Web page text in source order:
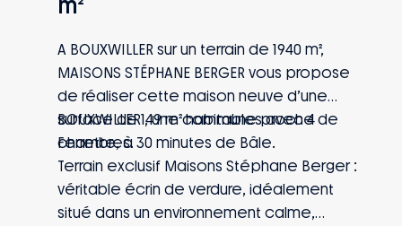
m²
A BOUXWILLER sur un terrain de 1940 m²,
MAISONS STÉPHANE BERGER vous propose
de réaliser cette maison neuve d’une
surface de 149 m² habitables avec 4
chambres.
BOUXWILLER , une commune proche de
Ferrette, à 30 minutes de Bâle.
Terrain exclusif Maisons Stéphane Berger :
véritable écrin de verdure, idéalement
situé dans un environnement calme,